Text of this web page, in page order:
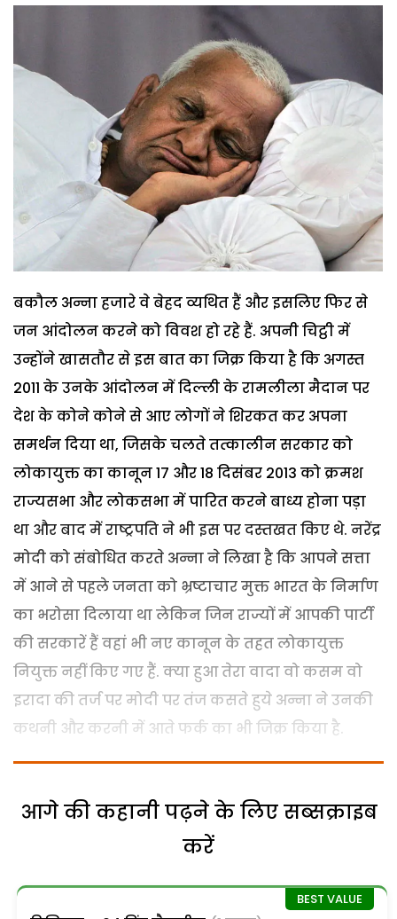
बकौल अन्ना हजारे वे बेहद व्यथित हैं और इसलिए फिर से
जन आंदोलन करने को विवश हो रहे हैं. अपनी चिट्ठी में
उन्होंने खासतौर से इस बात का जिक्र किया है कि अगस्त
2011 के उनके आंदोलन में दिल्ली के रामलीला मैदान पर
देश के कोने कोने से आए लोगों ने शिरकत कर अपना
समर्थन दिया था, जिसके चलते तत्कालीन सरकार को
लोकायुक्त का कानून 17 और 18 दिसंबर 2013 को क्रमश
राज्यसभा और लोकसभा में पारित करने बाध्य होना पड़ा
था और बाद में राष्ट्रपति ने भी इस पर दस्तखत किए थे. नरेंद्र
मोदी को संबोधित करते अन्ना ने लिखा है कि आपने सत्ता
में आने से पहले जनता को भ्रष्टाचार मुक्त भारत के निर्माण
का भरोसा दिलाया था लेकिन जिन राज्यों में आपकी पार्टी
की सरकारें हैं वहां भी नए कानून के तहत लोकायुक्त
नियुक्त नहीं किए गए हैं. क्या हुआ तेरा वादा वो कसम वो
इरादा की तर्ज पर मोदी पर तंज कसते हुये अन्ना ने उनकी
कथनी और करनी में आते फर्क का भी जिक्र किया है.
आगे की कहानी पढ़ने के लिए सब्सक्राइब
करें